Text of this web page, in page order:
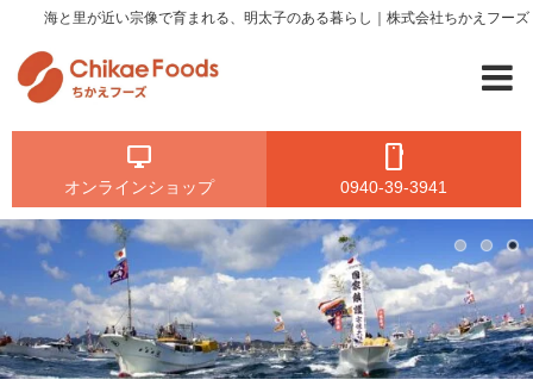
海と里が近い宗像で育まれる、明太子のある暮らし｜株式会社ちかえフーズ
オンラインショップ 0940-39-3941